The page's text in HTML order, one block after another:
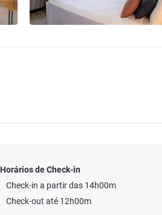
Horários de Check-in
Check-in a partir das 14h00m
Check-out até 12h00m